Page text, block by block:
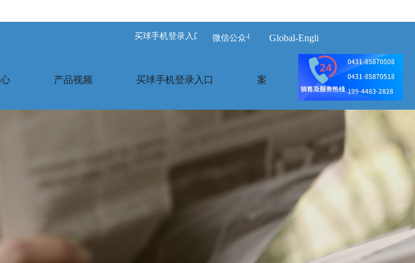
买球手机登录入口-买球(中国)
微信公众号 Global-English
产品视频 买球手机登录入口 案例展示 荣誉资质